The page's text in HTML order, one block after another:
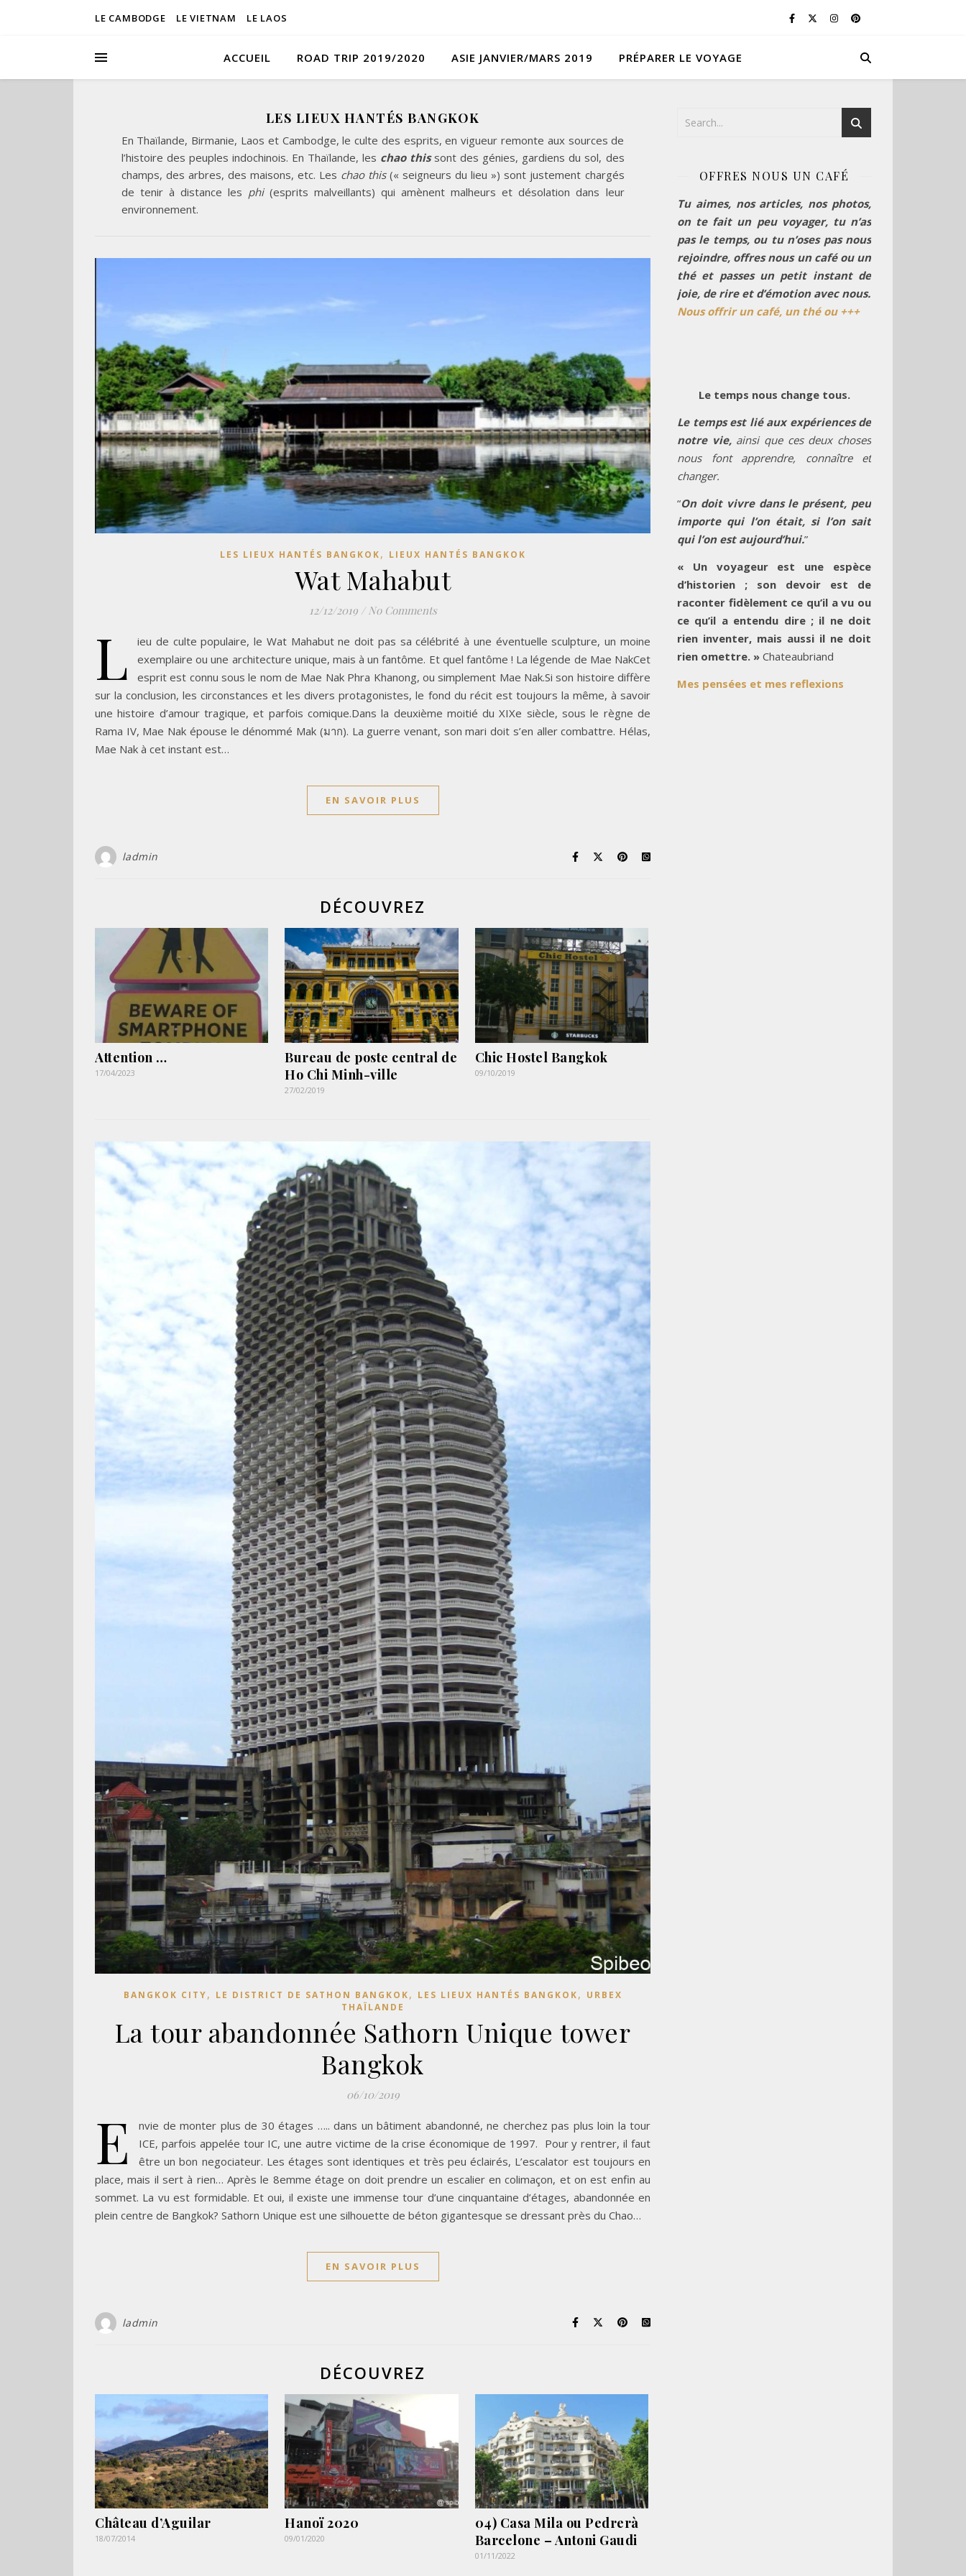
LE CAMBODGE LE VIETNAM LE LAOS
ACCUEIL ROAD TRIP 2019/2020 ASIE JANVIER/MARS 2019 PRÉPARER LE VOYAGE
LES LIEUX HANTÉS BANGKOK
En Thaïlande, Birmanie, Laos et Cambodge, le culte des esprits, en vigueur remonte aux sources de
l’histoire des peuples indochinois. En Thaïlande, les chao thissont des génies, gardiens du sol, des
champs, des arbres, des maisons, etc. Les chao this(« seigneurs du lieu ») sont justement chargés
de tenir à distance les phi(esprits malveillants) qui amènent malheurs et désolation dans leur
environnement.
LES LIEUX HANTÉS BANGKOK, LIEUX HANTÉS BANGKOK
Wat Mahabut
12/12/2019 / No Comments
L
ieu de culte populaire, le Wat Mahabut ne doit pas sa célébrité à une éventuelle sculpture, un moine
exemplaire ou une architecture unique, mais à un fantôme. Et quel fantôme ! La légende de Mae NakCet
esprit est connu sous le nom de Mae Nak Phra Khanong, ou simplement Mae Nak.Si son histoire diffère
sur la conclusion, les circonstances et les divers protagonistes, le fond du récit est toujours la même, à savoir
une histoire d’amour tragique, et parfois comique.Dans la deuxième moitié du XIXe siècle, sous le règne de
Rama IV, Mae Nak épouse le dénommé Mak (มาก). La guerre venant, son mari doit s’en aller combattre. Hélas,
Mae Nak à cet instant est…
EN SAVOIR PLUS
ladmin
DÉCOUVREZ
Attention …
17/04/2023
Bureau de poste central de
Ho Chi Minh-ville
27/02/2019
Chic Hostel Bangkok
09/10/2019
BANGKOK CITY, LE DISTRICT DE SATHON BANGKOK, LES LIEUX HANTÉS BANGKOK, URBEX
THAÏLANDE
La tour abandonnée Sathorn Unique tower
Bangkok
06/10/2019
E
nvie de monter plus de 30 étages ….. dans un bâtiment abandonné, ne cherchez pas plus loin la tour
ICE, parfois appelée tour IC, une autre victime de la crise économique de 1997. Pour y rentrer, il faut
être un bon negociateur. Les étages sont identiques et très peu éclairés, L’escalator est toujours en
place, mais il sert à rien… Après le 8emme étage on doit prendre un escalier en colimaçon, et on est enfin au
sommet. La vu est formidable. Et oui, il existe une immense tour d’une cinquantaine d’étages, abandonnée en
plein centre de Bangkok? Sathorn Unique est une silhouette de béton gigantesque se dressant près du Chao…
EN SAVOIR PLUS
ladmin
DÉCOUVREZ
Château d’Aguilar
18/07/2014
Hanoï 2020
09/01/2020
04) Casa Mila ou Pedrerà
Barcelone – Antoni Gaudi
01/11/2022
OFFRES NOUS UN CAFÉ
Tu aimes, nos articles, nos photos,
on te fait un peu voyager, tu n’as
pas le temps, ou tu n’oses pas nous
rejoindre, offres nous un café ou un
thé et passes un petit instant de
joie, de rire et d’émotion avec nous.
Nous offrir un café, un thé ou +++
Le temps nous change tous.
Le temps est lié aux expériences de
notre vie, ainsi que ces deux choses
nous font apprendre, connaître et
changer.
“On doit vivre dans le présent, peu
importe qui l’on était, si l’on sait
qui l’on est aujourd’hui.”
« Un voyageur est une espèce
d’historien ; son devoir est de
raconter fidèlement ce qu’il a vu ou
ce qu’il a entendu dire ; il ne doit
rien inventer, mais aussi il ne doit
rien omettre. » Chateaubriand
Mes pensées et mes reflexions